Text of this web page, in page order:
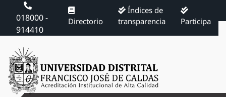
018000 -
914410
Directorio
Índices de
transparencia
Participa